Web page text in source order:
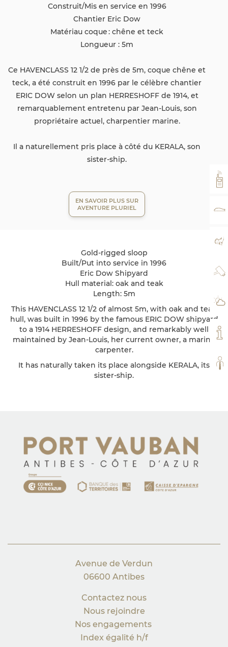
Construit/Mis en service en 1996
Chantier Eric Dow
Matériau coque : chêne et teck
Longueur : 5m
Ce HAVENCLASS 12 1/2 de près de 5m, coque chêne et
teck, a été construit en 1996 par le célèbre chantier
ERIC DOW selon un plan HERRESHOFF de 1914, et
remarquablement entretenu par Jean-Louis, son
propriétaire actuel, charpentier marine.
Il a naturellement pris place à côté du KERALA, son
sister-ship.
EN SAVOIR PLUS SUR
AVENTURE PLURIEL
Gold-rigged sloop
Built/Put into service in 1996
Eric Dow Shipyard
Hull material: oak and teak
Length: 5m
This HAVENCLASS 12 1/2 of almost 5m, with oak and teak
hull, was built in 1996 by the famous ERIC DOW shipyard
to a 1914 HERRESHOFF design, and remarkably well
maintained by Jean-Louis, her current owner, a marine
carpenter.
It has naturally taken its place alongside KERALA, its
sister-ship.
Avenue de Verdun
06600 Antibes
Contactez nous
Nous rejoindre
Nos engagements
Index égalité h/f